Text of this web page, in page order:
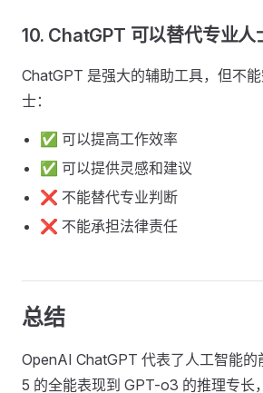
10. ChatGPT 可以替代专业人
ChatGPT 是强大的辅助工具，但不
士：
✅ 可以提高工作效率
✅ 可以提供灵感和建议
❌ 不能替代专业判断
❌ 不能承担法律责任
总结
OpenAI ChatGPT 代表了人工智能的
5 的全能表现到 GPT-o3 的推理专长